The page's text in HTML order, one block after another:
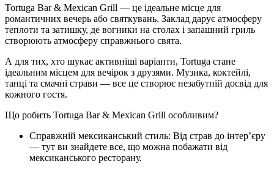
Tortuga Bar & Mexican Grill — це ідеальне місце для
романтичних вечерь або святкувань. Заклад дарує атмосферу
теплоти та затишку, де вогники на столах і запашний гриль
створюють атмосферу справжнього свята.
А для тих, хто шукає активніші варіанти, Tortuga стане
ідеальним місцем для вечірок з друзями. Музика, коктейлі,
танці та смачні страви — все це створює незабутній досвід для
кожного гостя.
Що робить Tortuga Bar & Mexican Grill особливим?
Справжній мексиканський стиль: Від страв до інтер’єру
— тут ви знайдете все, що можна побажати від
мексиканського ресторану.